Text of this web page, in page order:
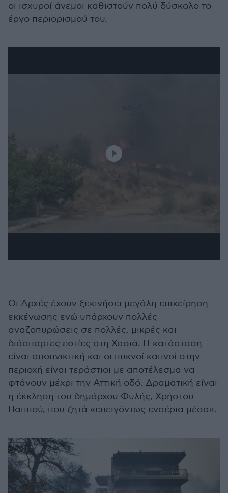
οι ισχυροί άνεμοι καθιστούν πολύ δύσκολο το
έργο περιορισμού του.
Οι Αρχές έχουν ξεκινήσει μεγάλη επιχείρηση
εκκένωσης ενώ υπάρχουν πολλές
αναζοπυρώσεις σε πολλές, μικρές και
διάσπαρτες εστίες στη Χασιά. Η κατάσταση
είναι αποπνικτική και οι πυκνοί καπνοί στην
περιοχή είναι τεράστιοι με αποτέλεσμα να
φτάνουν μέχρι την Αττική οδό. Δραματική είναι
η έκκληση του δημάρχου Φυλής, Χρήστου
Παππού, που ζητά «επειγόντως εναέρια μέσα».